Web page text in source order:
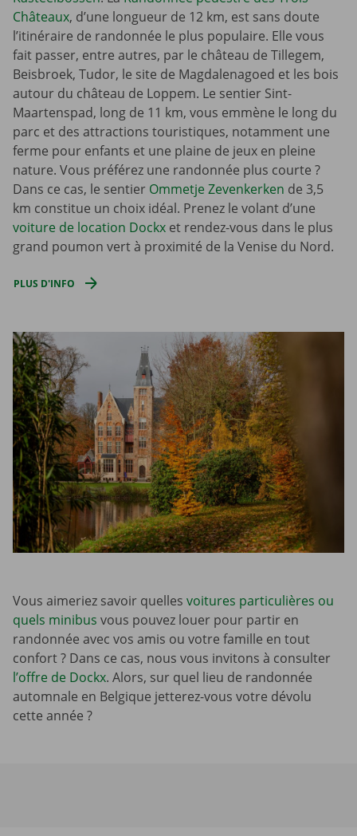
Châteaux, d’une longueur de 12 km, est sans doute
l’itinéraire de randonnée le plus populaire. Elle vous
fait passer, entre autres, par le château de Tillegem,
Beisbroek, Tudor, le site de Magdalenagoed et les bois
autour du château de Loppem. Le sentier Sint-
Maartenspad, long de 11 km, vous emmène le long du
parc et des attractions touristiques, notamment une
ferme pour enfants et une plaine de jeux en pleine
nature. Vous préférez une randonnée plus courte ?
Dans ce cas, le sentier Ommetje Zevenkerken de 3,5
km constitue un choix idéal. Prenez le volant d’une
voiture de location Dockx et rendez-vous dans le plus
grand poumon vert à proximité de la Venise du Nord.
PLUS D'INFO
Vous aimeriez savoir quelles voitures particulières ou
quels minibus vous pouvez louer pour partir en
randonnée avec vos amis ou votre famille en tout
confort ? Dans ce cas, nous vous invitons à consulter
l’offre de Dockx. Alors, sur quel lieu de randonnée
automnale en Belgique jetterez-vous votre dévolu
cette année ?